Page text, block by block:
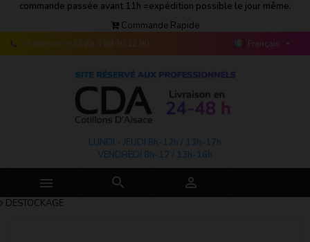
commande passée avant 11h =expédition possible le jour même.
Commande Rapide
Téléphone: + 33 (0) 3 89 30 12 90 Français 
LUNDI - JEUDI 8h-12h / 13h-17h
VENDREDI 8h-12 / 13h-16h
  
DESTOCKAGE